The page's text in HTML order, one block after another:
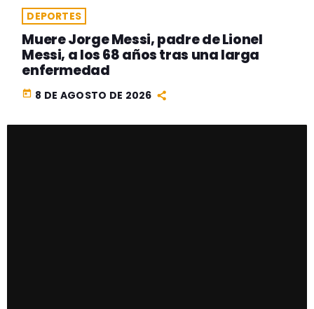
DEPORTES
Muere Jorge Messi, padre de Lionel
Messi, a los 68 años tras una larga
enfermedad
today 8 DE AGOSTO DE 2026